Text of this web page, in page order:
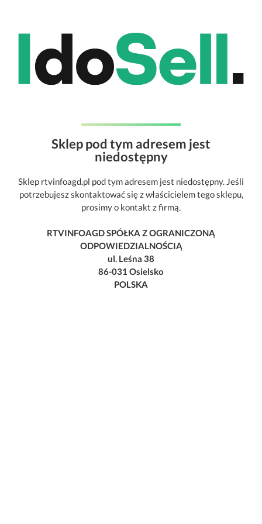
Sklep pod tym adresem jest
niedostępny
Sklep rtvinfoagd.pl pod tym adresem jest niedostępny. Jeśli
potrzebujesz skontaktować się z właścicielem tego sklepu,
prosimy o kontakt z firmą.
RTVINFOAGD SPÓŁKA Z OGRANICZONĄ
ODPOWIEDZIALNOŚCIĄ
ul. Leśna 38
86-031 Osielsko
POLSKA